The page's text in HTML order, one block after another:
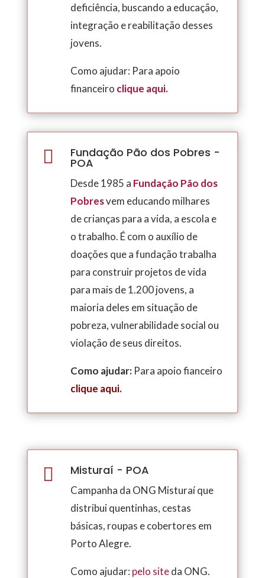
deficiência, buscando a educação,
integração e reabilitação desses
jovens.
Como ajudar: Para apoio
financeiro clique aqui.
 Fundação Pão dos Pobres -
POA
Desde 1985 a Fundação Pão dos
Pobresvem educando milhares
de crianças para a vida, a escola e
o trabalho. É com o auxílio de
doações que a fundação trabalha
para construir projetos de vida
para mais de 1.200 jovens, a
maioria deles em situação de
pobreza, vulnerabilidade social ou
violação de seus direitos.
Como ajudar:Para apoio fianceiro
clique aqui.
 Misturaí - POA
Campanha da ONG Misturaí que
distribui quentinhas, cestas
básicas, roupas e cobertores em
Porto Alegre.
Como ajudar: pelo siteda ONG.